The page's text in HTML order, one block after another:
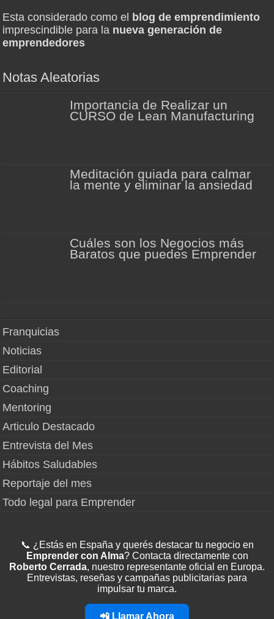
Esta considerado como el blog de emprendimiento
imprescindible para la nueva generación de
emprendedores
Notas Aleatorias
Importancia de Realizar un
CURSO de Lean Manufacturing
Meditación guiada para calmar
la mente y eliminar la ansiedad
Cuáles son los Negocios más
Baratos que puedes Emprender
Franquicias
Noticias
Editorial
Coaching
Mentoring
Articulo Destacado
Entrevista del Mes
Hábitos Saludables
Reportaje del mes
Todo legal para Emprender
📞 ¿Estás en España y querés destacar tu negocio en
Emprender con Alma? Contacta directamente con
Roberto Cerrada, nuestro representante oficial en Europa.
Entrevistas, reseñas y campañas publicitarias para
impulsar tu marca.
📲 Llamar Ahora